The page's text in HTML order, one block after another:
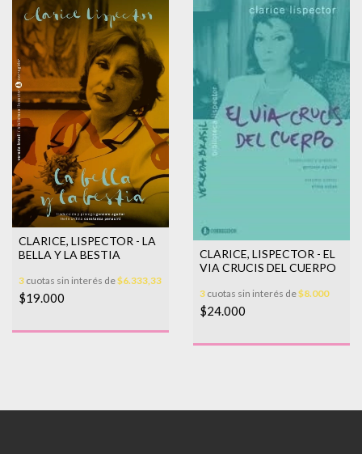
CLARICE, LISPECTOR - LA
BELLA Y LA BESTIA
3 cuotas sin interés de$6.333,33
$19.000
CLARICE, LISPECTOR - EL
VIA CRUCIS DEL CUERPO
3 cuotas sin interés de$8.000
$24.000